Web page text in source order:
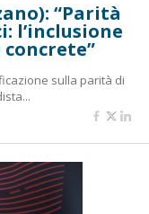
“Parità
l’inclusione
sulla parità di